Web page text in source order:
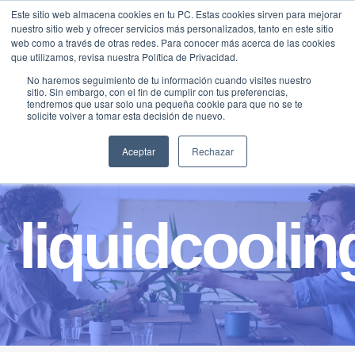
Este sitio web almacena cookies en tu PC. Estas cookies sirven para mejorar
nuestro sitio web y ofrecer servicios más personalizados, tanto en este sitio
web como a través de otras redes. Para conocer más acerca de las cookies
que utilizamos, revisa nuestra Política de Privacidad.
No haremos seguimiento de tu información cuando visites nuestro
sitio. Sin embargo, con el fin de cumplir con tus preferencias,
tendremos que usar solo una pequeña cookie para que no se te
solicite volver a tomar esta decisión de nuevo.
Aceptar Rechazar
Saltar
contenido
Traducir »